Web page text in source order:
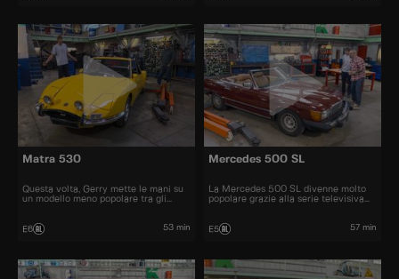
Matra 530
Questa volta, Gerry mette le mani su
un modello meno popolare tra gli
E6 53 min
Mercedes 500 SL
La Mercedes 500 SL divenne molto
popolare grazie alla serie televisiva
E5 57 min